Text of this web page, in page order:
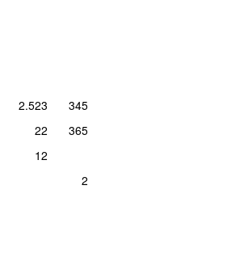
2.523
345
22
365
12
2